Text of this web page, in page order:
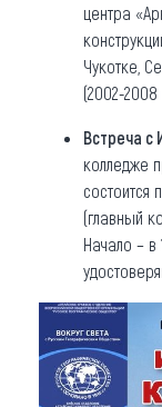
центра
Чукотке,
(2002-2008
Встреча с
колледже
состоится
(главный
Начало – в